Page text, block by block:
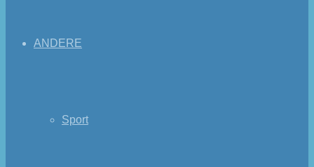
ANDERE
Sport